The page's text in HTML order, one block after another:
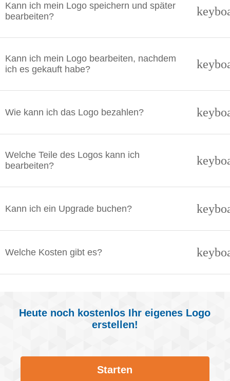
Kann ich mein Logo speichern und später
bearbeiten?
Kann ich mein Logo bearbeiten, nachdem
ich es gekauft habe?
Wie kann ich das Logo bezahlen?
Welche Teile des Logos kann ich
bearbeiten?
Kann ich ein Upgrade buchen?
Welche Kosten gibt es?
Heute noch kostenlos Ihr eigenes Logo
erstellen!
Starten